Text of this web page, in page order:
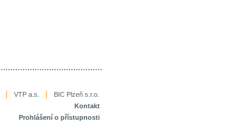
| VTP a.s. |
BIC Plzeň s.r.o.
Kontakt
Prohlášení o přístupnosti